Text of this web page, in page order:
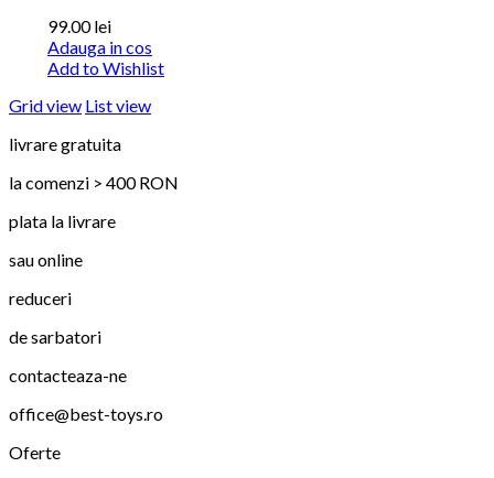
99.00 lei
Adauga in cos
Add to Wishlist
Grid view List view
livrare gratuita
la comenzi > 400 RON
plata la livrare
sau online
reduceri
de sarbatori
contacteaza-ne
office@best-toys.ro
Oferte